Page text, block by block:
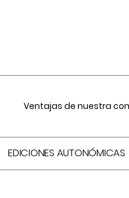
Ventajas de nuestra
EDICIONES AUTONÓMICAS